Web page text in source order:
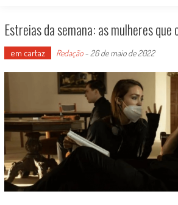
Estreias da semana: as mulheres que
em cartaz Redação- 26 de maio de 2022